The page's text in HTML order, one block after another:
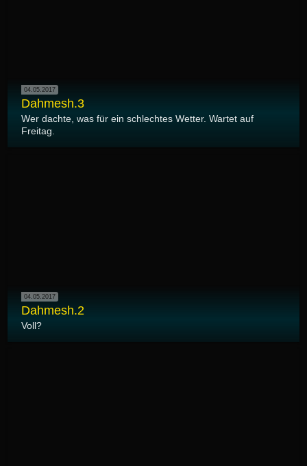
04.05.2017
Dahmesh.3
Wer dachte, was für ein schlechtes Wetter. Wartet auf
Freitag.
04.05.2017
Dahmesh.2
Voll?